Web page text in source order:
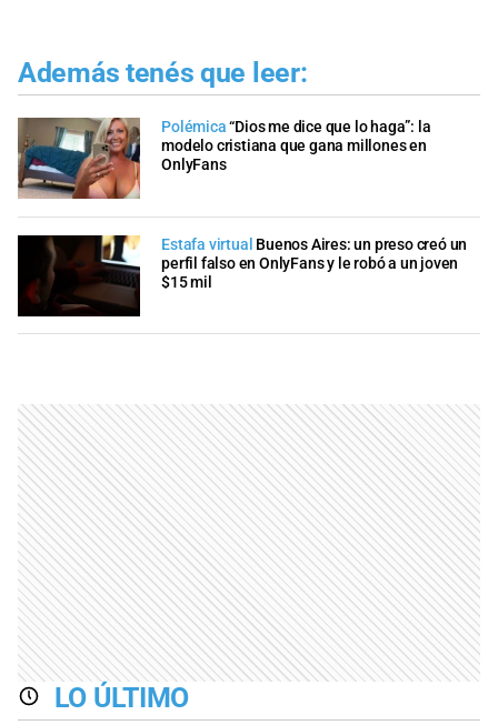
Además tenés que leer:
Polémica “Dios me dice que lo haga”: la
modelo cristiana que gana millones en
OnlyFans
Estafa virtual Buenos Aires: un preso creó un
perfil falso en OnlyFans y le robó a un joven
$15 mil
LO ÚLTIMO